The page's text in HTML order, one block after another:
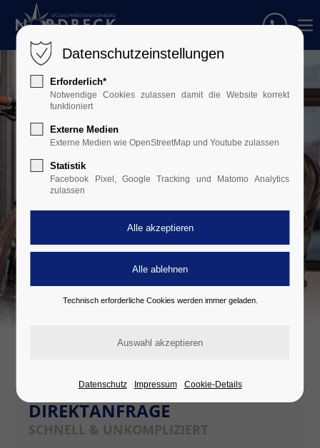
DIREKTANFRAGE
SCHNELL & UNKOMPLIZIERT
Datenschutzeinstellungen
Erforderlich*
Notwendige Cookies zulassen damit die Website korrekt
funktioniert
Externe Medien
Externe Medien wie OpenStreetMap und Youtube zulassen
Statistik
Facebook Pixel, Google Tracking und Matomo Analytics
zulassen
Technisch erforderliche Cookies werden immer geladen.
Datenschutz Impressum Cookie-Details